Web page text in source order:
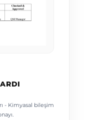
- Kimyasal bileşim